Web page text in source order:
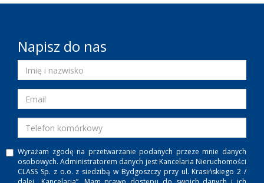
Napisz do nas
Wyrażam zgodę na przetwarzanie podanych przeze mnie danych
osobowych. Administratorem danych jest Kancelaria Nieruchomości
CLASS Sp. z o.o. z siedzibą w Bydgoszczy przy ul. Krasińskiego 2 /